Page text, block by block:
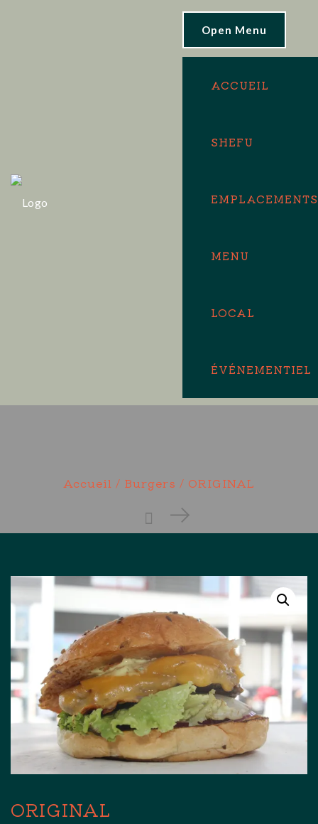
Open Menu
ACCUEIL
SHEFU
EMPLACEMENTS
MENU
LOCAL
ÉVÉNEMENTIEL
Accueil / Burgers / ORIGINAL
ORIGINAL
emplacement 11h45 -
OK!